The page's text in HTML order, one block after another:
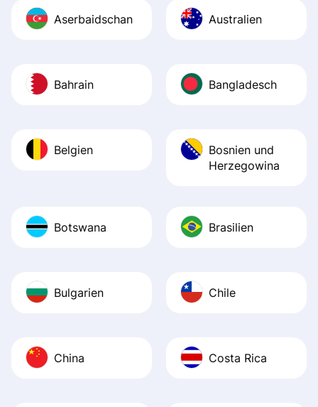
Aserbaidschan Australien
Bahrain Bangladesch
Belgien
Bosnien und
Herzegowina
Botswana Brasilien
Bulgarien Chile
China Costa Rica